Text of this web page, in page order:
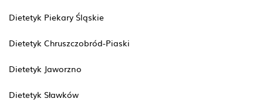
Dietetyk Piekary Śląskie
Dietetyk Chruszczobród-Piaski
Dietetyk Jaworzno
Dietetyk Sławków